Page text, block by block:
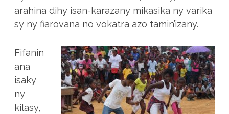
arahina dihy isan-karazany mikasika ny varika
sy ny fiarovana no vokatra azo tamin’izany.
Fifanin
ana
isaky
ny
kilasy,